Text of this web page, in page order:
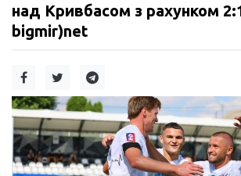
над Кривбасом з рахунком
bigmir)net